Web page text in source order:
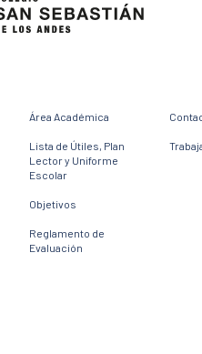
Área Académica
Lista de Útiles, Plan
Lector y Uniforme
Escolar
Objetivos
Reglamento de
Evaluación